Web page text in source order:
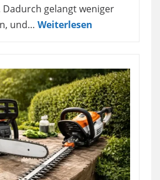
gelangt weniger
und… Weiterlesen